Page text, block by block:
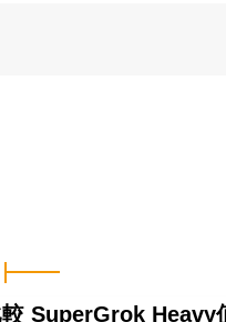
SuperGrok Heavy